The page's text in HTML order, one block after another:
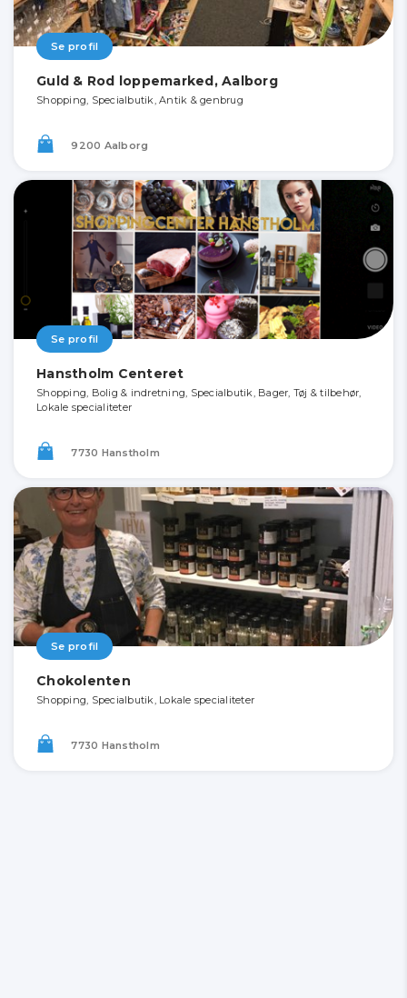
Se profil
Guld & Rod loppemarked, Aalborg
Shopping, Specialbutik, Antik & genbrug
9200 Aalborg
Se profil
Hanstholm Centeret
Shopping, Bolig & indretning, Specialbutik, Bager, Tøj & tilbehør,
Lokale specialiteter
7730 Hanstholm
Se profil
Chokolenten
Shopping, Specialbutik, Lokale specialiteter
7730 Hanstholm